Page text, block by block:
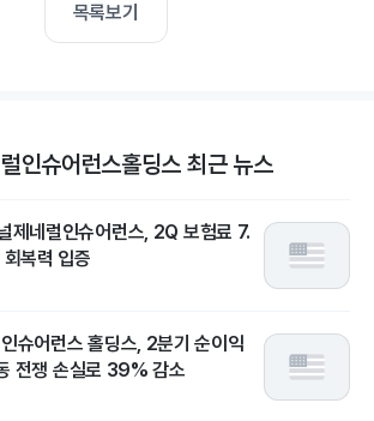
목록보기
인슈어런스홀딩스 최근 뉴스
제네럴인슈어런스, 2Q 보험료 7.
복력 입증
슈어런스 홀딩스, 2분기 순이익
전쟁 손실로 39% 감소